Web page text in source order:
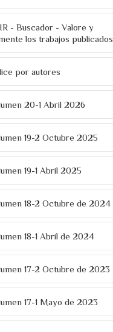
- Buscador - Valore y
los trabajos publicados
por autores
20-1 Abril 2026
19-2 Octubre 2025
19-1 Abril 2025
18-2 Octubre de 2024
18-1 Abril de 2024
17-2 Octubre de 2023
17-1 Mayo de 2023